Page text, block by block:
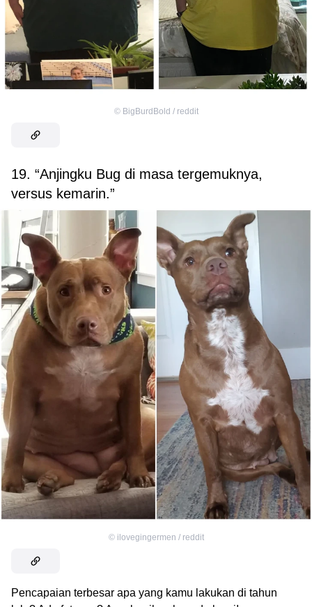
© BigBurdBold / reddit
19. “Anjingku Bug di masa tergemuknya,
versus kemarin.”
© ilovegingermen / reddit
Pencapaian terbesar apa yang kamu lakukan di tahun